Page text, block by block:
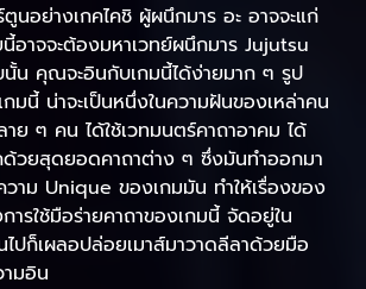
นอย่างเกคไคชิ ผู้ผนึกมาร อะ อาจจะแก่
อาจจะต้องมหาเวทย์ผนึกมาร Jujutsu
นั้น คุณจะอินกับเกมนี้ได้ง่ายมาก ๆ รูป
มนี้ น่าจะเป็นหนึ่งในความฝันของเหล่าคน
ย ๆ คน ได้ใช้เวทมนตร์คาถาอาคม ได้
ด้วยสุดยอดคาถาต่าง ๆ ซึ่งมันทำออกมา
าม Unique ของเกมมัน ทำให้เรื่องของ
ารใช้มือร่ายคาถาของเกมนี้ จัดอยู่ใน
ปก็เผลอปล่อยเมาส์มาวาดลีลาด้วยมือ
ามอิน